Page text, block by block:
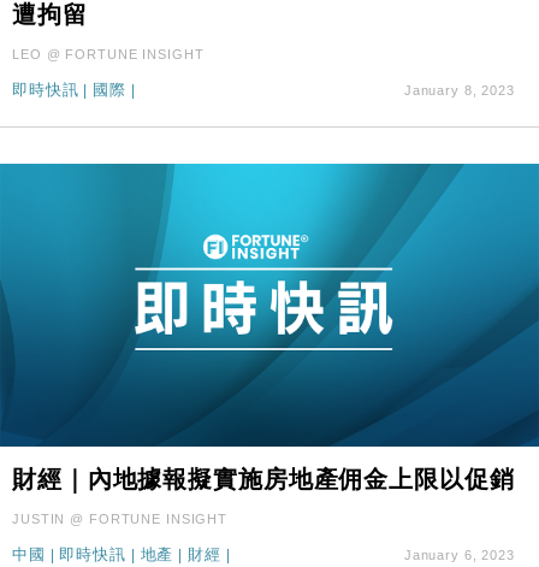
遭拘留
LEO @ FORTUNE INSIGHT
即時快訊 國際 January 8, 2023
財經｜內地據報擬實施房地產佣金上限以促銷
JUSTIN @ FORTUNE INSIGHT
中國 | 即時快訊 | 地產 | 財經 | January 6, 2023